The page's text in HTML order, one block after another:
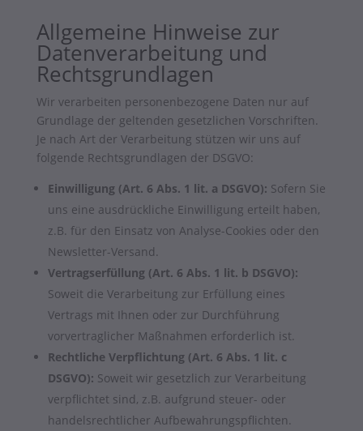
Allgemeine Hinweise zur
Datenverarbeitung und
Rechtsgrundlagen
Wir verarbeiten personenbezogene Daten nur auf
Grundlage der geltenden gesetzlichen Vorschriften.
Je nach Art der Verarbeitung stützen wir uns auf
folgende Rechtsgrundlagen der DSGVO:
Einwilligung (Art. 6 Abs. 1 lit. a DSGVO): Sofern Sie
uns eine ausdrückliche Einwilligung erteilt haben,
z.B. für den Einsatz von Analyse-Cookies oder den
Newsletter-Versand.
Vertragserfüllung (Art. 6 Abs. 1 lit. b DSGVO):
Soweit die Verarbeitung zur Erfüllung eines
Vertrags mit Ihnen oder zur Durchführung
vorvertraglicher Maßnahmen erforderlich ist.
Rechtliche Verpflichtung (Art. 6 Abs. 1 lit. c
DSGVO): Soweit wir gesetzlich zur Verarbeitung
verpflichtet sind, z.B. aufgrund steuer- oder
handelsrechtlicher Aufbewahrungspflichten.